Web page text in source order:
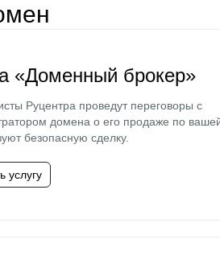
«Доменный брокер»
Руцентра проведут переговоры с
домена о его продаже по
безопасную сделку.
услугу